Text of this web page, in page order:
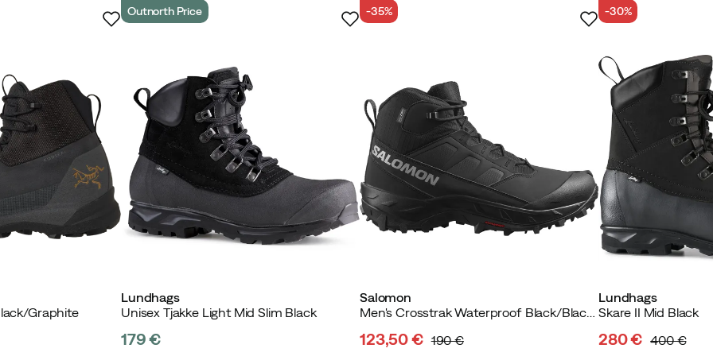
Käufer
gehen. Macht einen qualitativen hochwertigen Eindruck.
wird nur eingehalten wenn man ständig in Bewegung
werden die Füße trotzdem kalt. Ansonsten Superr
Graphite
Lundhags
Unisex Tjakke Light Mid Slim Black
Outnorth Price
179 €
Salomon
Men's Crosstrak Waterproof Black/Black/Asphalt
-35%
123,50 € 190 €
Lundhags
Skare II Mid Black
-30%
280 € 400 €